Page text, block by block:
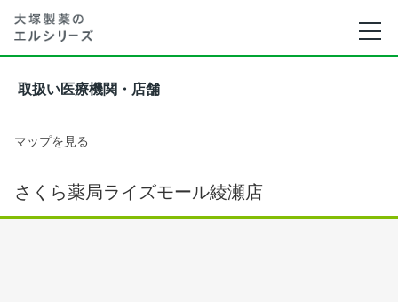
取扱い医療機関・店舗
マップを見る
さくら薬局ライズモール綾瀬店